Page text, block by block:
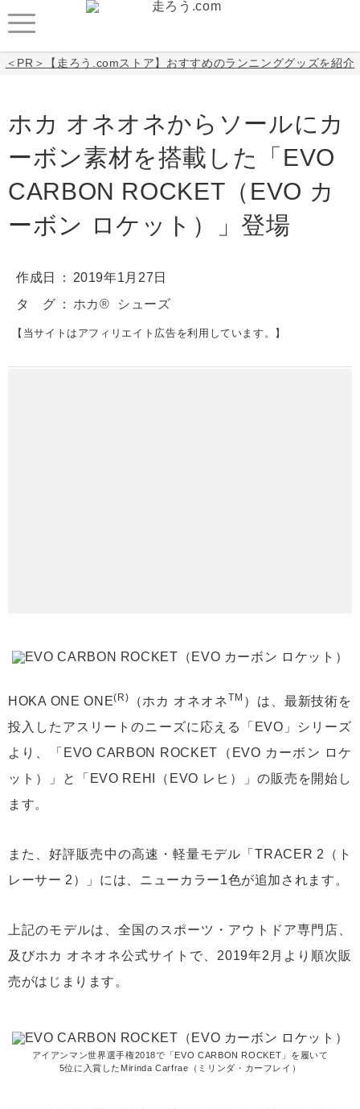
＜PR＞【走ろう.comストア】おすすめのランニンググッズを紹介
ホカ オネオネからソールにカ
ーボン素材を搭載した「EVO
CARBON ROCKET（EVO カ
ーボン ロケット）」登場
作成日
2019年1月27日
タ グ
ホカ® シューズ
【当サイトはアフィリエイト広告を利用しています。】
HOKA ONE ONE(R) （ホカ オネオネTM ）は、最新技術を
投入したアスリートのニーズに応える「EVO」シリーズ
より、「EVO CARBON ROCKET（EVO カーボン ロケ
ット）」と「EVO REHI（EVO レヒ）」の販売を開始し
ます。
また、好評販売中の高速・軽量モデル「TRACER 2（ト
レーサー 2）」には、ニューカラー1色が追加されます。
上記のモデルは、全国のスポーツ・アウトドア専門店、
及びホカ オネオネ公式サイトで、2019年2月より順次販
売がはじまります。
アイアンマン世界選手権2018で「EVO CARBON ROCKET」を履いて
5位に入賞したMirinda Carfrae（ミリンダ・カーフレイ）